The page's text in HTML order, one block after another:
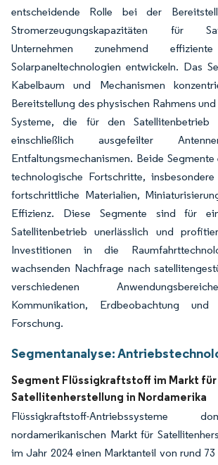
entscheidende Rolle bei der
Stromerzeugungskapazitäten für
Unternehmen zunehmend
Solarpaneltechnologien entwickeln. Das
Kabelbaum und Mechanismen
Bereitstellung des physischen Rahmens
Systeme, die für den Satellitenbetrieb
einschließlich ausgefeilter
Entfaltungsmechanismen. Beide Segmente
technologische Fortschritte,
fortschrittliche Materialien,
Effizienz. Diese Segmente sind für
Satellitenbetrieb unerlässlich und
Investitionen in die
wachsenden Nachfrage nach
verschiedenen
Kommunikation, Erdbeobachtung und
Forschung.
Segmentanalyse:
Segment Flüssigkraftstoff im Markt für
Satellitenherstellung in Nordamerika
Flüssigkraftstoff-Antriebssysteme
nordamerikanischen Markt für
im Jahr 2024 einen Marktanteil von rund